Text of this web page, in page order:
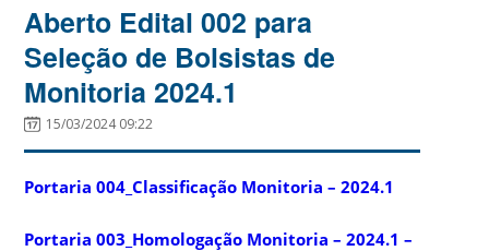
Aberto Edital 002 para
Seleção de Bolsistas de
Monitoria 2024.1
15/03/2024 09:22
Portaria 004_Classificação Monitoria – 2024.1
Portaria 003_Homologação Monitoria – 2024.1 –